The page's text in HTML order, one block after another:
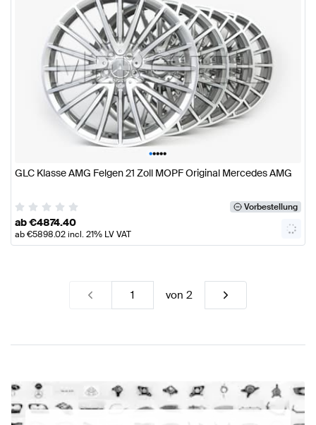
•••••
GLC Klasse AMG Felgen 21 Zoll MOPF Original Mercedes AMG
Vorbestellung
ab€4874.40
ab€5898.02incl. 21% LV VAT
von 2